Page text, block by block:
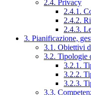
2.4. Privacy
2.4.1.
2.4.2.
2.4.3.
3. Pianificazione,
3.1. Obiettivi
3.2. Tipologie
3.2.1.
3.2.2.
3.2.3.
3.3.